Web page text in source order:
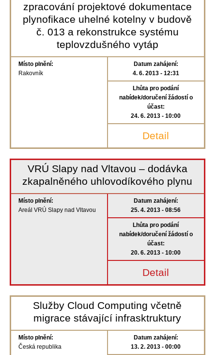
zpracování projektové dokumentace
plynofikace uhelné kotelny v budově
č. 013 a rekonstrukce systému
teplovzdušného vytáp
Místo plnění:
Rakovník
Datum zahájení:
4. 6. 2013 - 12:31
Lhůta pro podání
nabídek/doručení žádostí o
účast:
24. 6. 2013 - 10:00
Detail
VRÚ Slapy nad Vltavou – dodávka
zkapalněného uhlovodíkového plynu
Místo plnění:
Areál VRÚ Slapy nad Vltavou
Datum zahájení:
25. 4. 2013 - 08:56
Lhůta pro podání
nabídek/doručení žádostí o
účast:
20. 6. 2013 - 10:00
Detail
Služby Cloud Computing včetně
migrace stávající infrasktruktury
Místo plnění:
Česká republika
Datum zahájení:
13. 2. 2013 - 00:00